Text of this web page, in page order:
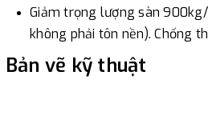
Giảm trọng lượng sàn
không phải tôn nền). Chống
Bản vẽ kỹ thuật